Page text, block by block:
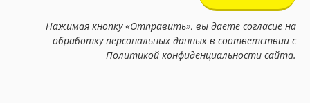
Нажимая кнопку «Отправить», вы даете согласие на
обработку персональных данных в соответствии с
Политикой конфиденциальности сайта.